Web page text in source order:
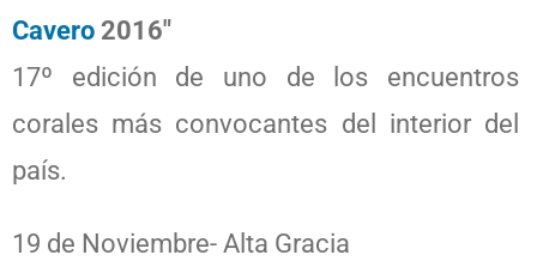
Cavero 2016″
17º edición de uno de los encuentros
corales más convocantes del interior del
país.
19 de Noviembre- Alta Gracia